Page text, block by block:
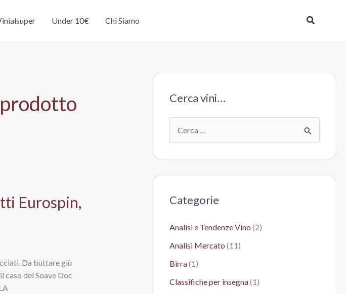
Under 10€ Chi Siamo Cerca
Eurospin,
Da buttare giù
caso del Soave Doc
Cerca vini…
e
:Categorie
Analisi e Tendenze Vino (2)
Analisi Mercato (11)
Birra(1)
Classifiche per insegna(1)